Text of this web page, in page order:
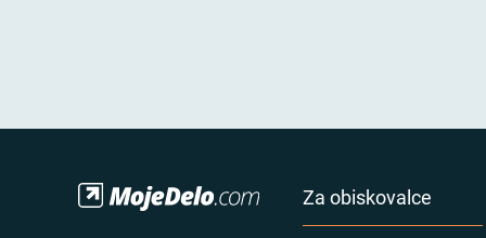
Za obiskovalce